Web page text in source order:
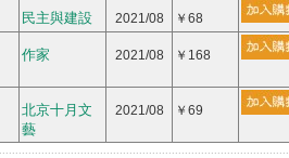
民主與建設 2021/08 ￥68
作家 2021/08 ￥168
北京十月文
藝
2021/08 ￥69